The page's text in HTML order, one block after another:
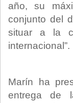
año, su
conjunto del
situar a la
internacional”.
Marín ha
entrega de